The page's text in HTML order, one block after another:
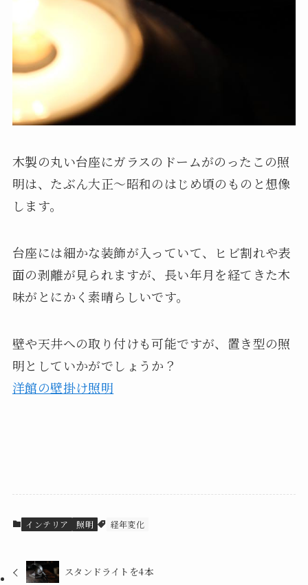
木製の丸い台座にガラスのドームがのったこの照
明は、たぶん大正～昭和のはじめ頃のものと想像
します。
台座には細かな装飾が入っていて、ヒビ割れや表
面の剥離が見られますが、長い年月を経てきた木
味がとにかく素晴らしいです。
壁や天井への取り付けも可能ですが、置き型の照
明としていかがでしょうか？
洋館の壁掛け照明
インテリア 照明 経年変化
スタンドライトを4本